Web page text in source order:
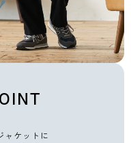
ャケットに